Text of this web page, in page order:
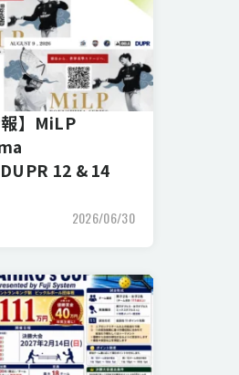
報】MiLP
12 & 14
2026/06/30